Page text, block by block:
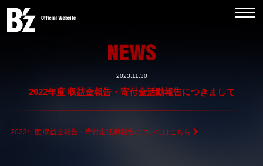
2023.11.30
2022年度 収益金報告・寄付金活動報告につきまして
2022年度 収益金報告・寄付金活動報告についてはこちら